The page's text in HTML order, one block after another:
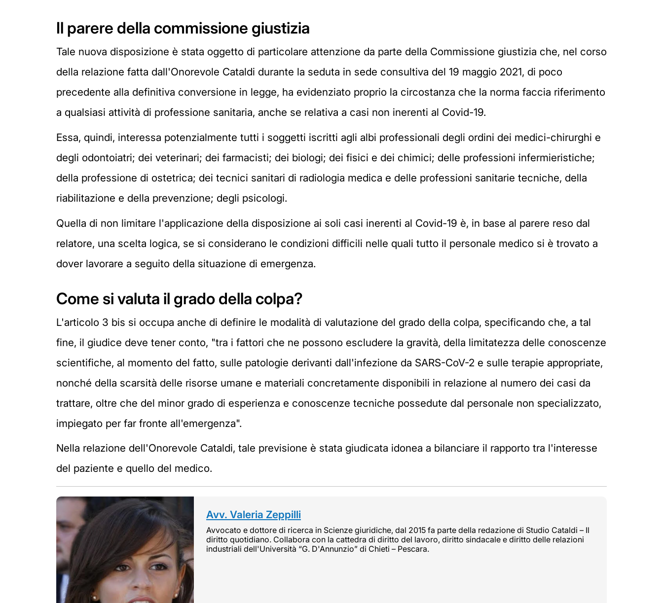
Il parere della commissione giustizia
Tale nuova disposizione è stata oggetto di particolare attenzione da parte della Commissione giustizia che, nel corso
della relazione fatta dall'Onorevole Cataldi durante la seduta in sede consultiva del 19 maggio 2021, di poco
precedente alla definitiva conversione in legge, ha evidenziato proprio la circostanza che la norma faccia riferimento
a qualsiasi attività di professione sanitaria, anche se relativa a casi non inerenti al Covid-19.
Essa, quindi, interessa potenzialmente tutti i soggetti iscritti agli albi professionali degli ordini dei medici-chirurghi e
degli odontoiatri; dei veterinari; dei farmacisti; dei biologi; dei fisici e dei chimici; delle professioni infermieristiche;
della professione di ostetrica; dei tecnici sanitari di radiologia medica e delle professioni sanitarie tecniche, della
riabilitazione e della prevenzione; degli psicologi.
Quella di non limitare l'applicazione della disposizione ai soli casi inerenti al Covid-19 è, in base al parere reso dal
relatore, una scelta logica, se si considerano le condizioni difficili nelle quali tutto il personale medico si è trovato a
dover lavorare a seguito della situazione di emergenza.
Come si valuta il grado della colpa?
L'articolo 3 bis si occupa anche di definire le modalità di valutazione del grado della colpa, specificando che, a tal
fine, il giudice deve tener conto, "tra i fattori che ne possono escludere la gravità, della limitatezza delle conoscenze
scientifiche, al momento del fatto, sulle patologie derivanti dall'infezione da SARS-CoV-2 e sulle terapie appropriate,
nonché della scarsità delle risorse umane e materiali concretamente disponibili in relazione al numero dei casi da
trattare, oltre che del minor grado di esperienza e conoscenze tecniche possedute dal personale non specializzato,
impiegato per far fronte all'emergenza".
Nella relazione dell'Onorevole Cataldi, tale previsione è stata giudicata idonea a bilanciare il rapporto tra l'interesse
del paziente e quello del medico.
Avv. Valeria Zeppilli
Avvocato e dottore di ricerca in Scienze giuridiche, dal 2015 fa parte della redazione di Studio Cataldi – Il
diritto quotidiano. Collabora con la cattedra di diritto del lavoro, diritto sindacale e diritto delle relazioni
industriali dell'Università “G. D'Annunzio” di Chieti – Pescara.